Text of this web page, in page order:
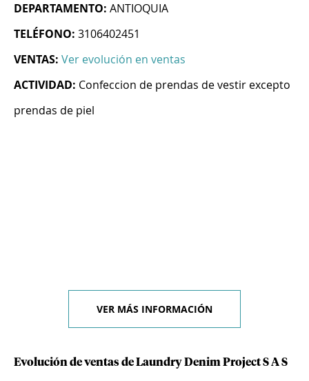
DEPARTAMENTO: ANTIOQUIA
TELÉFONO: 3106402451
VENTAS: Ver evolución en ventas
ACTIVIDAD: Confeccion de prendas de vestir excepto
prendas de piel
VER MÁS INFORMACIÓN
Evolución de ventas de Laundry Denim Project S A S